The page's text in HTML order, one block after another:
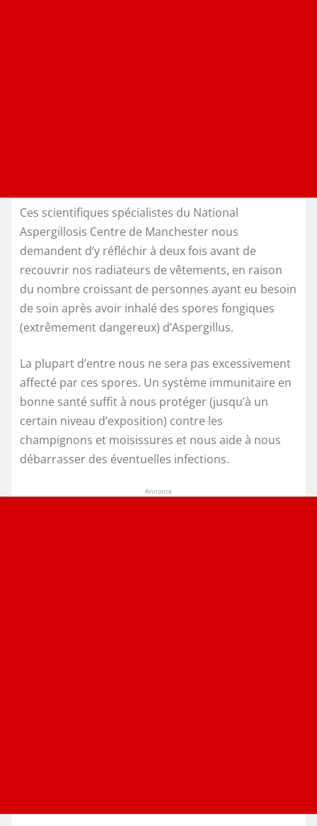
Ces scientifiques spécialistes du National
Aspergillosis Centre de Manchester nous
demandent d’y réfléchir à deux fois avant de
recouvrir nos radiateurs de vêtements, en raison
du nombre croissant de personnes ayant eu besoin
de soin après avoir inhalé des spores fongiques
(extrêmement dangereux) d’Aspergillus.
La plupart d’entre nous ne sera pas excessivement
affecté par ces spores. Un système immunitaire en
bonne santé suffit à nous protéger (jusqu’à un
certain niveau d’exposition) contre les
champignons et moisissures et nous aide à nous
débarrasser des éventuelles infections.
Annonce